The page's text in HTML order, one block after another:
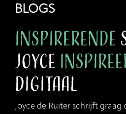
BLOGS
Inspirerende
Joyce
digitaal
Joyce de Ruiter schrijft graag